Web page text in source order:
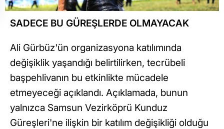
SADECE BU GÜREŞLERDE OLMAYACAK
Ali Gürbüz'ün organizasyona katılımında
değişiklik yaşandığı belirtilirken, tecrübeli
başpehlivanın bu etkinlikte mücadele
etmeyeceği açıklandı. Açıklamada, bunun
yalnızca Samsun Vezirköprü Kunduz
Güreşleri'ne ilişkin bir katılım değişikliği olduğu